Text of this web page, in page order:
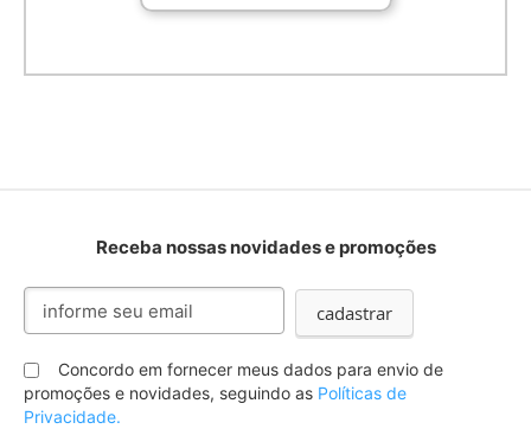
Receba nossas novidades e promoções
Inscreva-
nossa
Newsletter:
cadastrar
Concordo em fornecer meus dados para envio de
promoções e novidades, seguindo as Políticas de
Privacidade.